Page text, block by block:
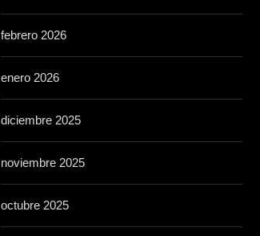
febrero 2026
enero 2026
diciembre 2025
noviembre 2025
octubre 2025